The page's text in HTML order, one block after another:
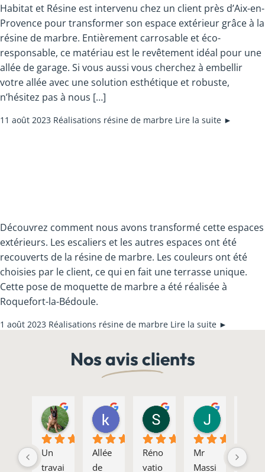
Habitat et Résine est intervenu chez un client près d’Aix-en-
Provence pour transformer son espace extérieur grâce à la
résine de marbre. Entièrement carrosable et éco-
responsable, ce matériau est le revêtement idéal pour une
allée de garage. Si vous aussi vous cherchez à embellir
votre allée avec une solution esthétique et robuste,
n’hésitez pas à nous […]
11 août 2023 Réalisations résine de marbre Lire la suite ►
Découvrez comment nous avons transformé cette espaces
extérieurs. Les escaliers et les autres espaces ont été
recouverts de la résine de marbre. Les couleurs ont été
choisies par le client, ce qui en fait une terrasse unique.
Cette pose de moquette de marbre a été réalisée à
Roquefort-la-Bédoule.
1 août 2023 Réalisations résine de marbre Lire la suite ►
Nos avis clients
solange lebot
06:32 04 Jun 24
Un
travai
kabac michelle.didier
12:32 27 Apr 24
Allée
de
Stefano Chiocchio
10:22 26 Apr 24
Réno
vatio
Joseph
07:44 28
Mr
Massi
Nous
veno